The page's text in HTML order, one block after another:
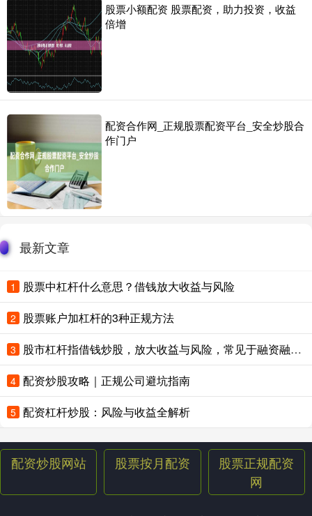
股票小额配资 股票配资，助力投资，收益
倍增
配资合作网_正规股票配资平台_安全炒股合
作门户
最新文章
1 股票中杠杆什么意思？借钱放大收益与风险
2 股票账户加杠杆的3种正规方法
3 股市杠杆指借钱炒股，放大收益与风险，常见于融资融券或配资交易。
4 配资炒股攻略｜正规公司避坑指南
5 配资杠杆炒股：风险与收益全解析
配资炒股网站 股票按月配资
股票正规配资
网